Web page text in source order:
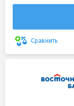
Сравнить